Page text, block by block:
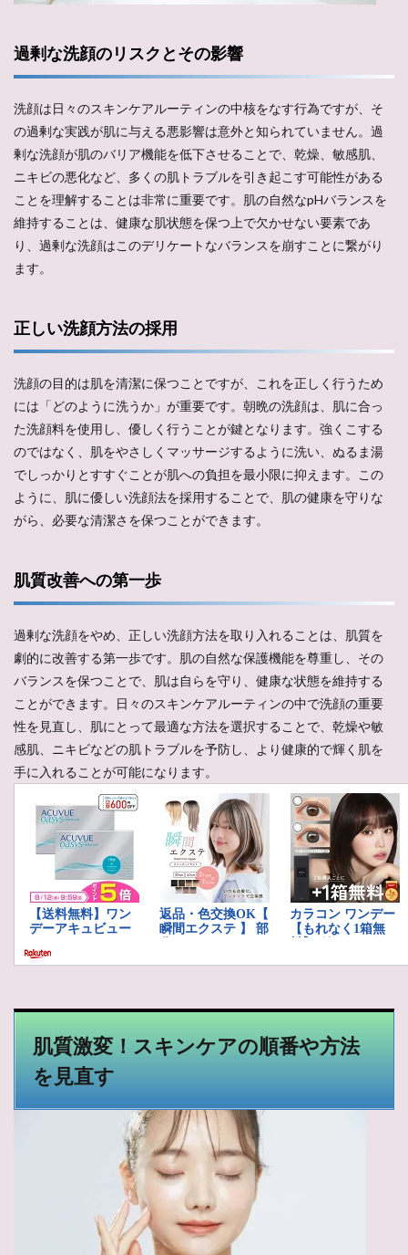
過剰な洗顔のリスクとその影響
洗顔は日々のスキンケアルーティンの中核をなす行為ですが、そ
の過剰な実践が肌に与える悪影響は意外と知られていません。過
剰な洗顔が肌のバリア機能を低下させることで、乾燥、敏感肌、
ニキビの悪化など、多くの肌トラブルを引き起こす可能性がある
ことを理解することは非常に重要です。肌の自然なpHバランスを
維持することは、健康な肌状態を保つ上で欠かせない要素であ
り、過剰な洗顔はこのデリケートなバランスを崩すことに繋がり
ます。
正しい洗顔方法の採用
洗顔の目的は肌を清潔に保つことですが、これを正しく行うため
には「どのように洗うか」が重要です。朝晩の洗顔は、肌に合っ
た洗顔料を使用し、優しく行うことが鍵となります。強くこする
のではなく、肌をやさしくマッサージするように洗い、ぬるま湯
でしっかりとすすぐことが肌への負担を最小限に抑えます。この
ように、肌に優しい洗顔法を採用することで、肌の健康を守りな
がら、必要な清潔さを保つことができます。
肌質改善への第一歩
過剰な洗顔をやめ、正しい洗顔方法を取り入れることは、肌質を
劇的に改善する第一歩です。肌の自然な保護機能を尊重し、その
バランスを保つことで、肌は自らを守り、健康な状態を維持する
ことができます。日々のスキンケアルーティンの中で洗顔の重要
性を見直し、肌にとって最適な方法を選択することで、乾燥や敏
感肌、ニキビなどの肌トラブルを予防し、より健康的で輝く肌を
手に入れることが可能になります。
肌質激変！スキンケアの順番や方法
を見直す